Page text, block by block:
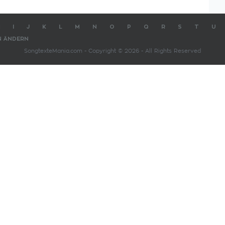
J K M N O P Q R S T U
ÄNDERN
SongtexteMania.com - Copyright © 2026 - All Rights Reserved